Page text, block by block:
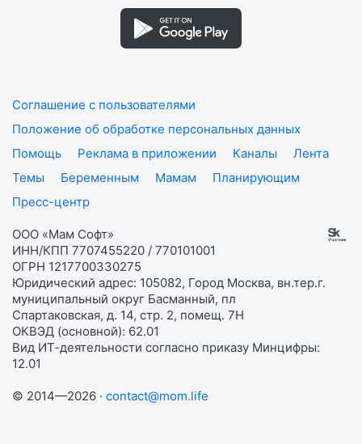
Соглашение с пользователями
Положение об обработке персональных данных
Помощь
Реклама в приложении Каналы
Лента
Темы
Беременным Мамам
Планирующим
Пресс-центр
ООО «Мам Софт»
ИНН/КПП 7707455220 / 770101001
ОГРН 1217700330275
Юридический адрес: 105082, Город Москва, вн.тер.г.
муниципальный округ Басманный, пл
Спартаковская, д. 14, стр. 2, помещ. 7Н
ОКВЭД (основной): 62.01
Вид ИТ-деятельности согласно приказу Минцифры:
12.01
© 2014—2026 · contact@mom.life